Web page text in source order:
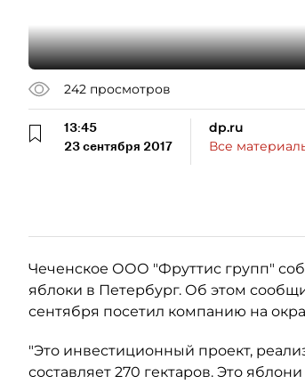
242 просмотров
13:45
23 сентября 2017
dp.ru
Все
Чеченское ООО "Фруттис групп"
яблоки в Петербург. Об этом
сентября посетил компанию на
"Это инвестиционный проект,
составляет 270 гектаров. Это